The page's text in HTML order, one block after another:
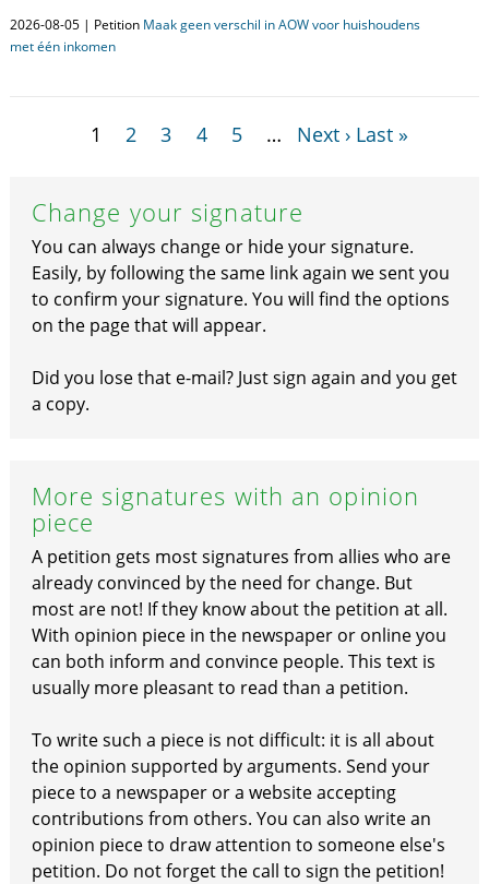
2026-08-05 | Petition Maak geen verschil in AOW voor huishoudens
met één inkomen
1 2 3 4 5 … Next › Last »
Change your signature
You can always change or hide your signature.
Easily, by following the same link again we sent you
to confirm your signature. You will find the options
on the page that will appear.
Did you lose that e-mail? Just sign again and you get
a copy.
More signatures with an opinion
piece
A petition gets most signatures from allies who are
already convinced by the need for change. But
most are not! If they know about the petition at all.
With opinion piece in the newspaper or online you
can both inform and convince people. This text is
usually more pleasant to read than a petition.
To write such a piece is not difficult: it is all about
the opinion supported by arguments. Send your
piece to a newspaper or a website accepting
contributions from others. You can also write an
opinion piece to draw attention to someone else's
petition. Do not forget the call to sign the petition!